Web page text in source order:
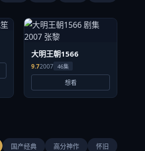
大明王朝1566
9.72007 46集
想看
国产经典 高分神作 怀旧